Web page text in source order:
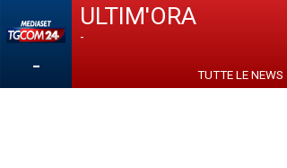
-
ULTIM'ORA
-
TUTTE LE NEWS